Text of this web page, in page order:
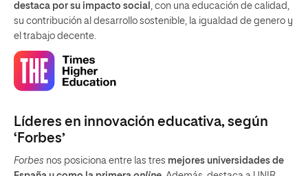
destaca por su impacto social
, con una educación de calidad,
su contribución al desarrollo sostenible, la igualdad de genero y
el trabajo decente.
Líderes en innovación educativa, según
‘Forbes’
Forbes nos posiciona entre las tres mejores universidades de